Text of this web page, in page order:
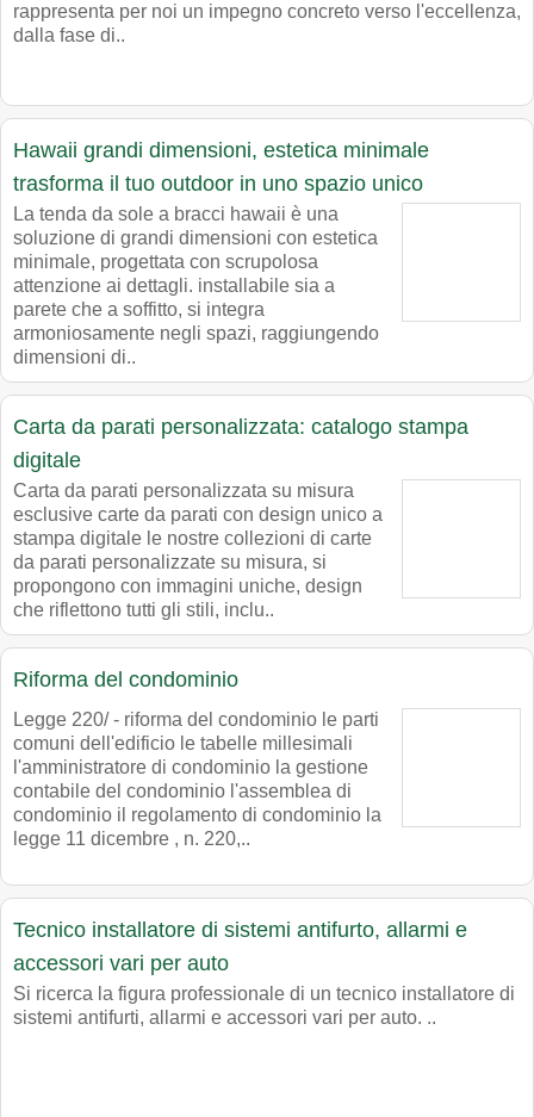
rappresenta per noi un impegno concreto verso l'eccellenza,
dalla fase di..
Hawaii grandi dimensioni, estetica minimale
trasforma il tuo outdoor in uno spazio unico
La tenda da sole a bracci hawaii è una
soluzione di grandi dimensioni con estetica
minimale, progettata con scrupolosa
attenzione ai dettagli. installabile sia a
parete che a soffitto, si integra
armoniosamente negli spazi, raggiungendo
dimensioni di..
Carta da parati personalizzata: catalogo stampa
digitale
Carta da parati personalizzata su misura
esclusive carte da parati con design unico a
stampa digitale le nostre collezioni di carte
da parati personalizzate su misura, si
propongono con immagini uniche, design
che riflettono tutti gli stili, inclu..
Riforma del condominio
Legge 220/ - riforma del condominio le parti
comuni dell'edificio le tabelle millesimali
l'amministratore di condominio la gestione
contabile del condominio l'assemblea di
condominio il regolamento di condominio la
legge 11 dicembre , n. 220,..
Tecnico installatore di sistemi antifurto, allarmi e
accessori vari per auto
Si ricerca la figura professionale di un tecnico installatore di
sistemi antifurti, allarmi e accessori vari per auto. ..